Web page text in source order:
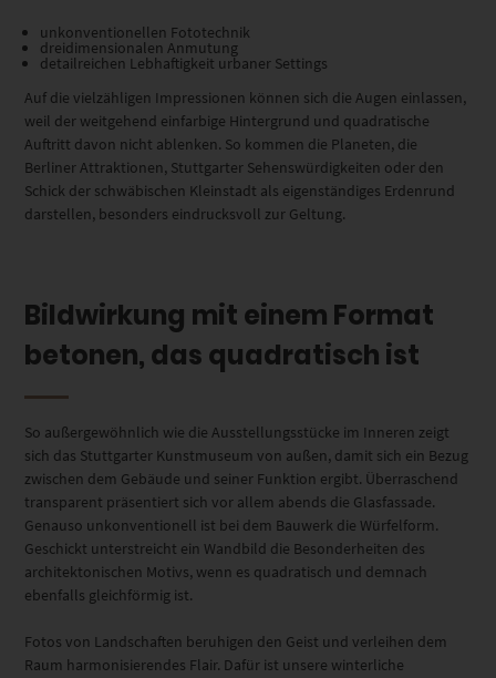
unkonventionellen Fototechnik
dreidimensionalen Anmutung
detailreichen Lebhaftigkeit urbaner Settings
Auf die vielzähligen Impressionen können sich die Augen einlassen,
weil der weitgehend einfarbige Hintergrund und quadratische
Auftritt davon nicht ablenken. So kommen die Planeten, die
Berliner Attraktionen, Stuttgarter Sehenswürdigkeiten oder den
Schick der schwäbischen Kleinstadt als eigenständiges Erdenrund
darstellen, besonders eindrucksvoll zur Geltung.
Bildwirkung mit einem Format
betonen, das quadratisch ist
So außergewöhnlich wie die Ausstellungsstücke im Inneren zeigt
sich das Stuttgarter Kunstmuseum von außen, damit sich ein Bezug
zwischen dem Gebäude und seiner Funktion ergibt. Überraschend
transparent präsentiert sich vor allem abends die Glasfassade.
Genauso unkonventionell ist bei dem Bauwerk die Würfelform.
Geschickt unterstreicht ein Wandbild die Besonderheiten des
architektonischen Motivs, wenn es quadratisch und demnach
ebenfalls gleichförmig ist.
Fotos von Landschaften beruhigen den Geist und verleihen dem
Raum harmonisierendes Flair. Dafür ist unsere winterliche